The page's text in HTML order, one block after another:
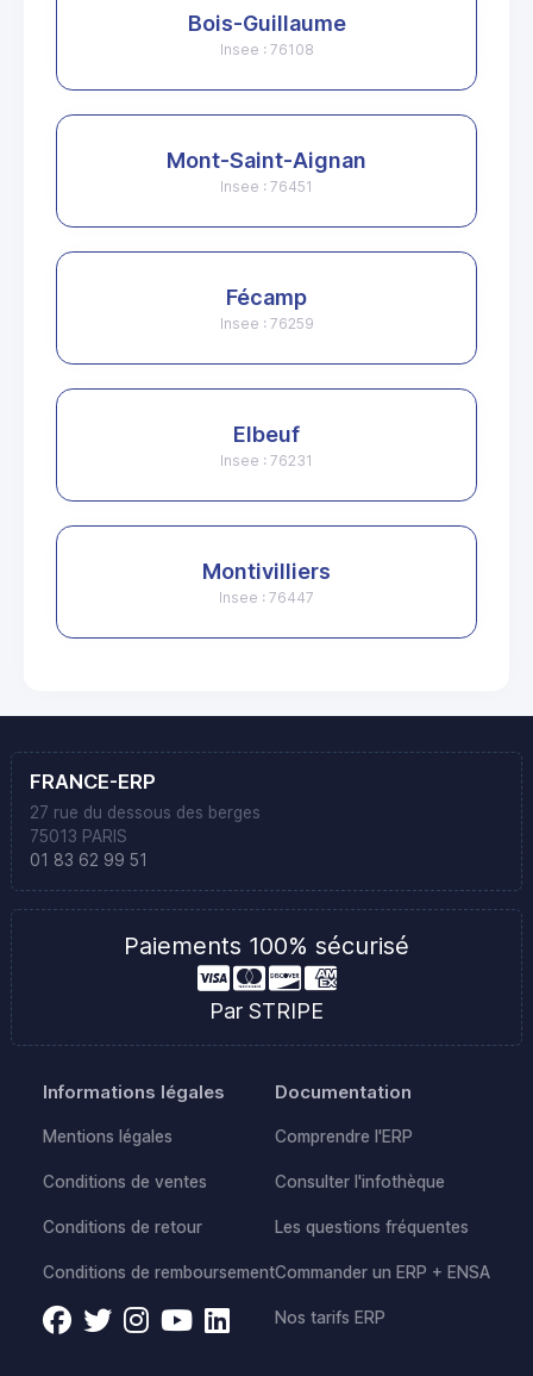
Bois-Guillaume
Insee : 76108
Mont-Saint-Aignan
Insee : 76451
Fécamp
Insee : 76259
Elbeuf
Insee : 76231
Montivilliers
Insee : 76447
FRANCE-ERP
27 rue du dessous des berges
75013 PARIS
01 83 62 99 51
Paiements 100% sécurisé
Par STRIPE
Informations légales
Mentions légales
Conditions de ventes
Conditions de retour
Conditions de remboursement
Documentation
Comprendre l'ERP
Consulter l'infothèque
Les questions fréquentes
Commander un ERP + ENSA
Nos tarifs ERP